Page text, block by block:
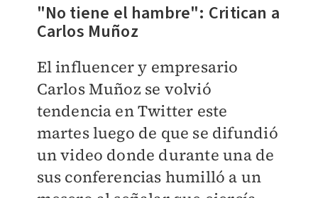
"No tiene el hambre": Critican a
Carlos Muñoz
El influencer y empresario
Carlos Muñoz se volvió
tendencia en Twitter este
martes luego de que se difundió
un video donde durante una de
sus conferencias humilló a un